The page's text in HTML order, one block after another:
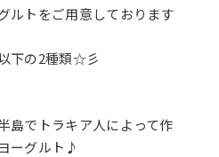
ルトをご用意しております
下の2種類☆彡
島でトラキア人によって作
ーグルト♪